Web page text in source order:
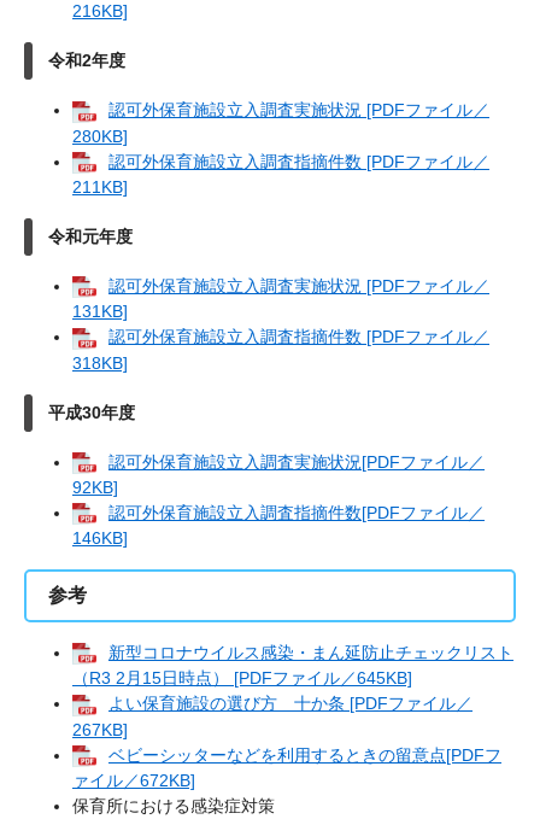
216KB]
令和2年度
認可外保育施設立入調査実施状況 [PDFファイル／
280KB]
認可外保育施設立入調査指摘件数 [PDFファイル／
211KB]
令和元年度
認可外保育施設立入調査実施状況 [PDFファイル／
131KB]
認可外保育施設立入調査指摘件数 [PDFファイル／
318KB]
平成30年度
認可外保育施設立入調査実施状況[PDFファイル／
92KB]
認可外保育施設立入調査指摘件数[PDFファイル／
146KB]
参考
新型コロナウイルス感染・まん延防止チェックリスト
（R3 2月15日時点） [PDFファイル／645KB]
よい保育施設の選び方 十か条 [PDFファイル／
267KB]
ベビーシッターなどを利用するときの留意点[PDFフ
ァイル／672KB]
保育所における感染症対策